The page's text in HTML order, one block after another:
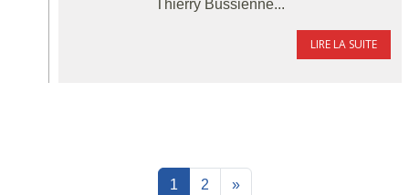
Thierry Bussienne...
LIRE LA SUITE
1 2 »